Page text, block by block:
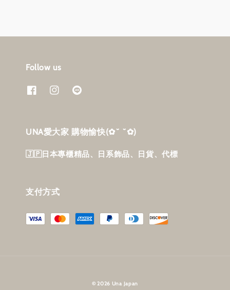
Follow us
UNA愛大家 購物愉快‎(✿˘ ˘✿)
🇯🇵日本專櫃精品、日系飾品、日貨、代標
支付方式
© 2026 Una Japan